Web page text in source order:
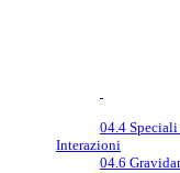
04.4
Interazioni
04.6